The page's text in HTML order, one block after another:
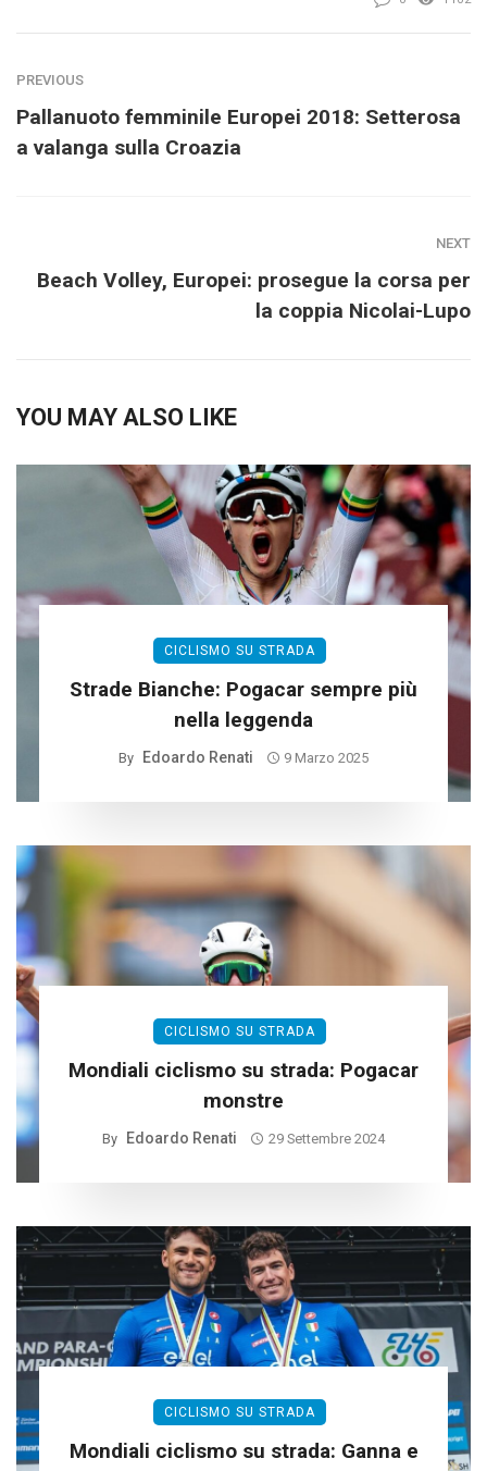
PREVIOUS
Pallanuoto femminile Europei 2018: Setterosa
a valanga sulla Croazia
NEXT
Beach Volley, Europei: prosegue la corsa per
la coppia Nicolai-Lupo
YOU MAY ALSO LIKE
CICLISMO SU STRADA
Strade Bianche: Pogacar sempre più
nella leggenda
By Edoardo Renati 9 Marzo 2025
CICLISMO SU STRADA
Mondiali ciclismo su strada: Pogacar
monstre
By Edoardo Renati 29 Settembre 2024
CICLISMO SU STRADA
Mondiali ciclismo su strada: Ganna e